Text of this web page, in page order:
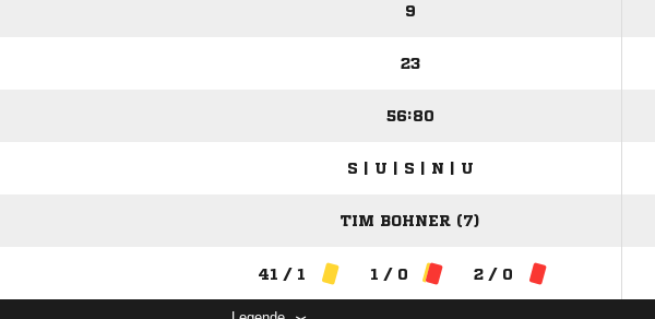
9
23
56:80
S | U | S | N | U
TIM BOHNER (7)
41 / 1 1 / 0 2 / 0